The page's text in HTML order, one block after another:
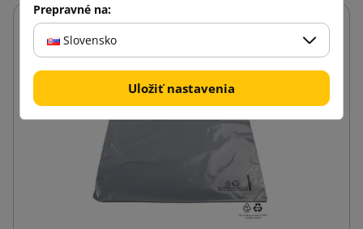
Prepravné na:
Slovensko
Uložiť nastavenia